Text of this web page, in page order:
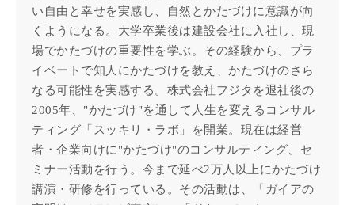
い自由と幸せを実感し、自然とかたづけに意識が向
くようになる。大学卒業後は建設会社に入社し、現
場でかたづけの重要性を学ぶ。その経験から、プラ
イベートで知人にかたづけを教え、かたづけのさら
なる可能性を実感する。株式会社フジタを退社後の
2005年、"かたづけ"を通して人生を変えるコンサル
ティング「スッキリ・ラボ」を開業。現在は経営
者・企業向けに"かたづけ"のコンサルティング、セ
ミナー活動を行う。今まで延べ2万人以上にかたづけ
講演・研修を行っている。その活動は、「ガイアの